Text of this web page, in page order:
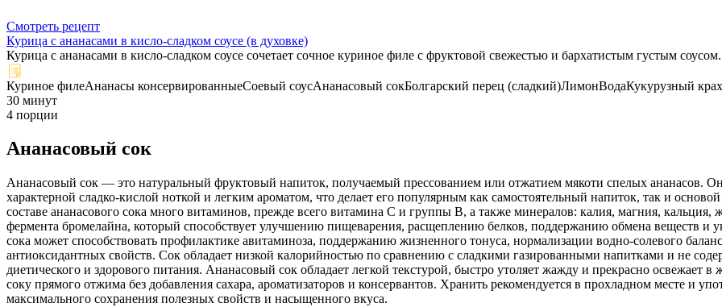
Смотреть рецепт
Курица с ананасами в кисло-сладком соусе (в духовке)
Курица с ананасами в кисло-сладком соусе сочетает сочное куриное филе с фруктовой свежестью и бархатистым густым
Куриное филеАнанасы консервированныеСоевый соусАнанасовый сокБолгарский перец (сладкий)ЛимонВодаКукурузный
30 минут
4 порции
Ананасовый сок
Ананасовый сок — это натуральный фруктовый напиток, получаемый прессованием или отжатием мякоти спелых ананасов.
характерной сладко-кислой ноткой и легким ароматом, что делает его популярным как самостоятельный напиток, так и
составе ананасового сока много витаминов, прежде всего витамина С и группы B, а также минералов: калия, магния, кальция,
фермента бромелайна, который способствует улучшению пищеварения, расщеплению белков, поддержанию обмена веществ и
сока может способствовать профилактике авитаминоза, поддержанию жизненного тонуса, нормализации водно-солевого
антиоксидантных свойств. Сок обладает низкой калорийностью по сравнению с сладкими газированными напитками и не
диетического и здорового питания. Ананасовый сок обладает легкой текстурой, быстро утоляет жажду и прекрасно освежает
соку прямого отжима без добавления сахара, ароматизаторов и консервантов. Хранить рекомендуется в прохладном месте и
максимального сохранения полезных свойств и насыщенного вкуса.